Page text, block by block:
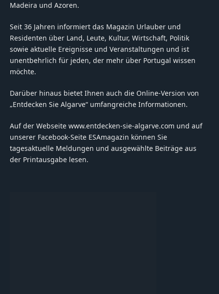
Madeira und Azoren.
Seit 36 Jahren informiert das Magazin Urlauber und
Residenten über Land, Leute, Kultur, Wirtschaft, Politik
sowie aktuelle Ereignisse und Veranstaltungen und ist
unentbehrlich für jeden, der mehr über Portugal wissen
möchte.
Darüber hinaus bietet Ihnen auch die Online-Version von
„Entdecken Sie Algarve“ umfangreiche Informationen.
Auf der Webseite www.entdecken-sie-algarve.com und auf
unserer Facebook-Seite ESAmagazin können Sie
tagesaktuelle Meldungen und ausgewählte Beiträge aus
der Printausgabe lesen.